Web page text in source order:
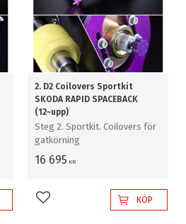
2. D2 Coilovers Sportkit
SKODA RAPID SPACEBACK
(12~upp)
Steg 2. Sportkit. Coilovers för
gatkörning
16 695 KR
Lägg till i favoriterKÖP